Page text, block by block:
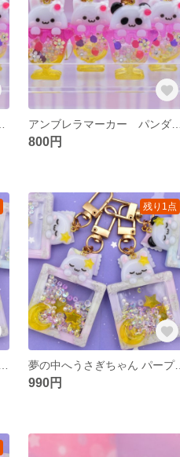
アンブレラマーカー パンダちゃんのトロピカルパフェ
800円
残り1点
夢の中へうさぎちゃん パープル シェイカーキーホルダー
990円